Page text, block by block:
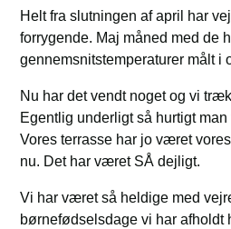
Helt fra slutningen af april har
forrygende. Maj måned med de
gennemsnitstemperaturer målt i
Nu har det vendt noget og vi
Egentlig underligt så hurtigt
Vores terrasse har jo været
nu. Det har været SÅ dejligt.
Vi har været så heldige med
børnefødselsdage vi har afholdt